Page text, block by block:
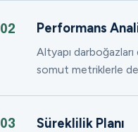
02 Performans
Altyapı
somut metriklerle
03 Süreklilik Planı